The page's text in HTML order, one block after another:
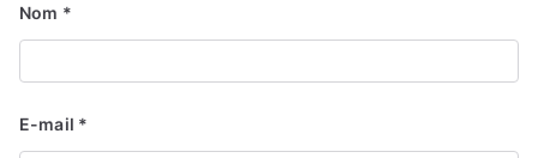
Nom *
E-mail *